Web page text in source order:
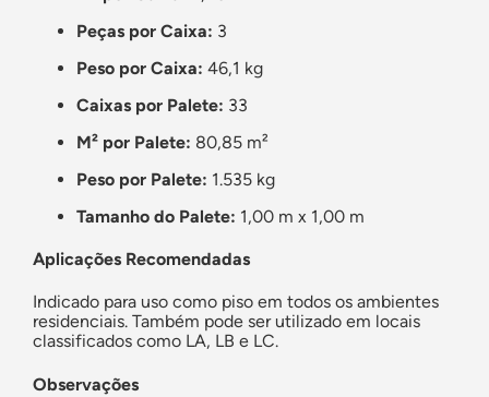
Peças por Caixa: 3
Peso por Caixa: 46,1 kg
Caixas por Palete: 33
M² por Palete: 80,85 m²
Peso por Palete: 1.535 kg
Tamanho do Palete: 1,00 m x 1,00 m
Aplicações Recomendadas
Indicado para uso como piso em todos os ambientes
residenciais. Também pode ser utilizado em locais
classificados como LA, LB e LC.
Observações